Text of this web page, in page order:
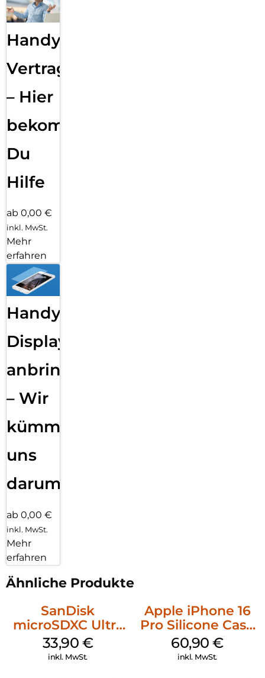
Handy
Vertragsabwicklung
– Hier
bekommst
Du
Hilfe
ab 0,00 €
inkl. MwSt.
Mehr
erfahren
Handy
Displayfolie
anbringen
– Wir
kümmern
uns
darum!
ab 0,00 €
inkl. MwSt.
Mehr
erfahren
Ähnliche Produkte
SanDisk
microSDXC Ultra
128 GB + Adapter
Mobile
33,90 €
inkl. MwSt.
Apple iPhone 16
Pro Silicone Case
MagSafe Stone
Gray
60,90€
inkl. MwSt.